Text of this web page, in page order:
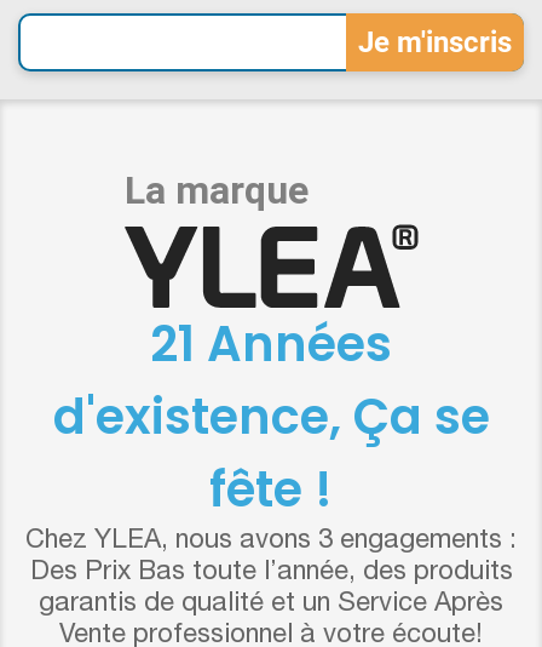
21 Années
d'existence, Ça se
fête !
Chez YLEA, nous avons 3 engagements :
Des Prix Bas toute l’année, des produits
garantis de qualité et un Service Après
Vente professionnel à votre écoute!